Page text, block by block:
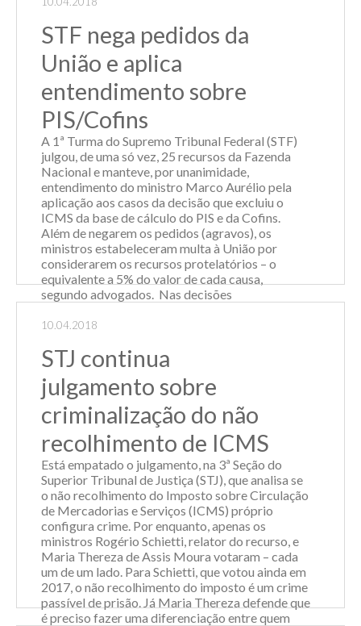
66,2% afirmaram que o número de funcionários
STF nega pedidos da
União e aplica
entendimento sobre
PIS/Cofins
A 1ª Turma do Supremo Tribunal Federal (STF)
julgou, de uma só vez, 25 recursos da Fazenda
Nacional e manteve, por unanimidade,
entendimento do ministro Marco Aurélio pela
aplicação aos casos da decisão que excluiu o
ICMS da base de cálculo do PIS e da Cofins.
Além de negarem os pedidos (agravos), os
ministros estabeleceram multa à União por
considerarem os recursos protelatórios – o
equivalente a 5% do valor de cada causa,
segundo advogados. Nas decisões
dos processos, o ministro Marco Aurélio
vezes. Em outubro de 2014, por maioria de votos,
no recurso extraordinário (RE) nº 240.785/MG,
de re...
Leia Mais
10.04.2018
STJ continua
julgamento sobre
criminalização do não
recolhimento de ICMS
Está empatado o julgamento, na 3ª Seção do
Superior Tribunal de Justiça (STJ), que analisa se
o não recolhimento do Imposto sobre Circulação
de Mercadorias e Serviços (ICMS) próprio
configura crime. Por enquanto, apenas os
ministros Rogério Schietti, relator do recurso, e
Maria Thereza de Assis Moura votaram – cada
um de um lado. Para Schietti, que votou ainda em
2017, o não recolhimento do imposto é um crime
passível de prisão. Já Maria Thereza defende que
é preciso fazer uma diferenciação entre quem